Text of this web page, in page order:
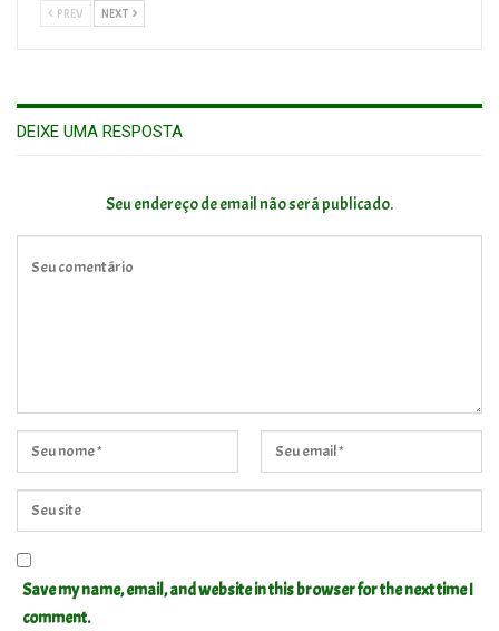
PREV NEXT
DEIXE UMA RESPOSTA
Seu endereço de email não será publicado.
Save my name, email, and website in this browser for the next time I
comment.